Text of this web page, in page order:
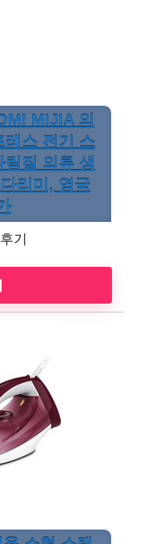
MIJIA 의
레스 전기 스
림질 의류 생
리미, 영국
기